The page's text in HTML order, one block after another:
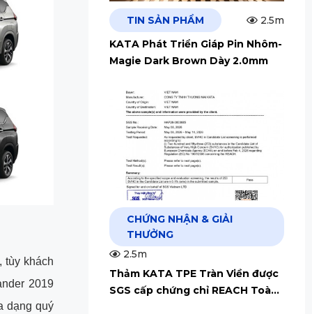
tùy khách
2019
dạng quý
TIN SẢN PHẨM
2.5m
KATA Phát Triển Giáp Pin Nhôm-
Magie Dark Brown Dày 2.0mm
CHỨNG NHẬN & GIẢI
THƯỞNG
2.5m
Thảm KATA TPE Tràn Viền được
SGS cấp chứng chỉ REACH Toàn